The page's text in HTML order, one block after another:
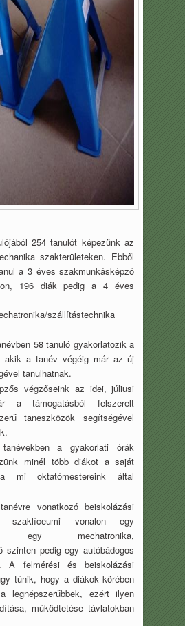
254 tanulót képezünk az
szakterületeken. Ebből
a 3 éves szakmunkásképző
196 diák pedig a 4 éves
szállítástechnika
58 tanuló gyakorlatozik a
akik a tanév végéig már az új
tanulhatnak.
végzőseink az idei, júliusi
a támogatásból felszerelt
taneszközök segítségével
a gyakorlati órák
minél több diákot a saját
a mi oktatómestereink által
vonatkozó beiskolázási
szaklíceumi vonalon egy
egy mechatronika,
szinten pedig egy autóbádogos
A felmérési és beiskolázási
tűnik, hogy a diákok körében
legnépszerűbbek, ezért ilyen
működtetése távlatokban